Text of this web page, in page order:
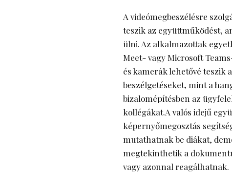
A videómegbeszélésre
teszik az együttműködést,
ülni. Az alkalmazottak
Meet- vagy Microsoft
és kamerák lehetővé teszik
beszélgetéseket, mint a
bizalomépítésben az
kollégákat.A valós idejű
képernyőmegosztás
mutathatnak be diákat,
megtekinthetik a
vagy azonnal reagálhatnak.